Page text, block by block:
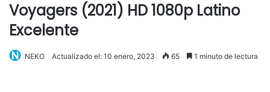
Voyagers (2021) HD 1080p Latino
Excelente
NEKO Actualizado el: 10 enero, 2023 65 1 minuto de lectura